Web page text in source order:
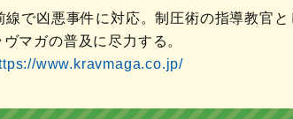
で凶悪事件に対応。制圧術の指導教官
マガの普及に尽力する。
www.kravmaga.co.jp/